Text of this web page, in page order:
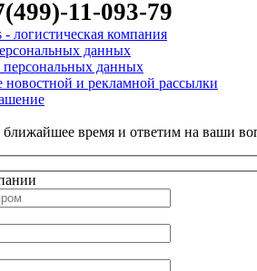
11-093-79
- логистическая компания
данных
персональных данных
новостной и рекламной рассылки
время и ответим на ваши